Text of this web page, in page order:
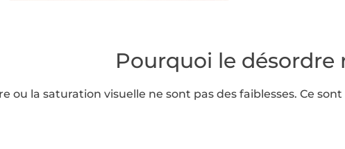
Pourquoi le désordre
ou la saturation visuelle ne sont pas des faiblesses. Ce